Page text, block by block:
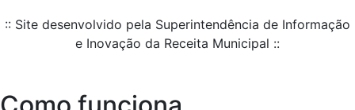
:: Site desenvolvido pela Superintendência de Informação
e Inovação da Receita Municipal ::